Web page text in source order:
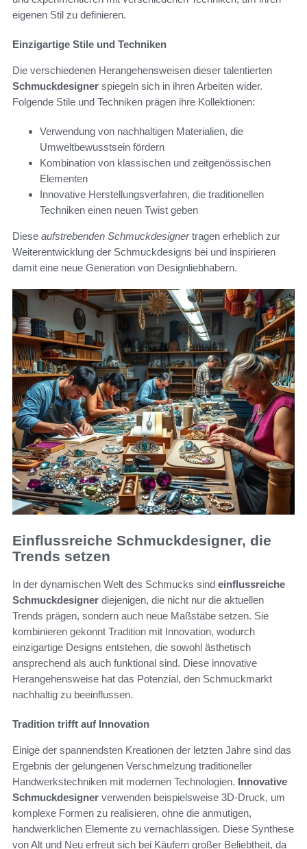
eigenen Stil zu definieren.
Einzigartige Stile und Techniken
Die verschiedenen Herangehensweisen dieser talentierten
Schmuckdesigner spiegeln sich in ihren Arbeiten wider.
Folgende Stile und Techniken prägen ihre Kollektionen:
Verwendung von nachhaltigen Materialien, die
Umweltbewusstsein fördern
Kombination von klassischen und zeitgenössischen
Elementen
Innovative Herstellungsverfahren, die traditionellen
Techniken einen neuen Twist geben
Diese aufstrebenden Schmuckdesignertragen erheblich zur
Weiterentwicklung der Schmuckdesigns bei und inspirieren
damit eine neue Generation von Designliebhabern.
Einflussreiche Schmuckdesigner, die
Trends setzen
In der dynamischen Welt des Schmucks sind einflussreiche
Schmuckdesigner diejenigen, die nicht nur die aktuellen
Trends prägen, sondern auch neue Maßstäbe setzen. Sie
kombinieren gekonnt Tradition mit Innovation, wodurch
einzigartige Designs entstehen, die sowohl ästhetisch
ansprechend als auch funktional sind. Diese innovative
Herangehensweise hat das Potenzial, den Schmuckmarkt
nachhaltig zu beeinflussen.
Tradition trifft auf Innovation
Einige der spannendsten Kreationen der letzten Jahre sind das
Ergebnis der gelungenen Verschmelzung traditioneller
Handwerkstechniken mit modernen Technologien. Innovative
Schmuckdesigner verwenden beispielsweise 3D-Druck, um
komplexe Formen zu realisieren, ohne die anmutigen,
handwerklichen Elemente zu vernachlässigen. Diese Synthese
von Alt und Neu erfreut sich bei Käufern großer Beliebtheit, da